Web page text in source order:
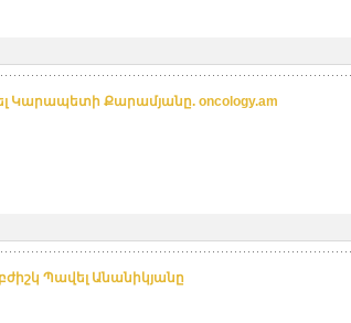
Կարապետի Քարամյանը. oncology.am
Պավել Անանիկյանը